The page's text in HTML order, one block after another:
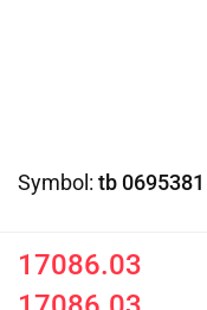
Symbol: tb 0695381
17086.03